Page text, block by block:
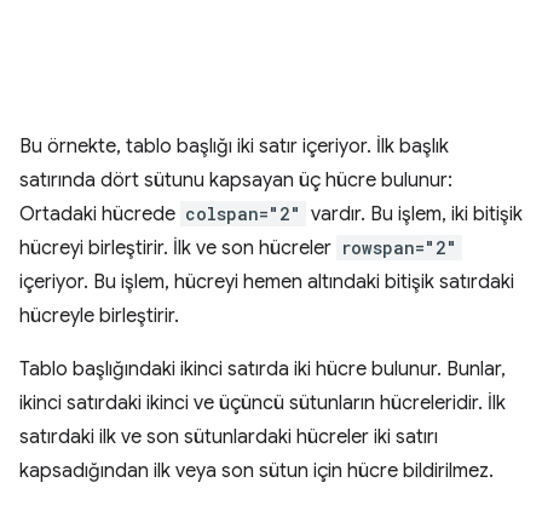
Bu örnekte, tablo başlığı iki satır içeriyor. İlk başlık
satırında dört sütunu kapsayan üç hücre bulunur:
Ortadaki hücrede colspan="2" vardır. Bu işlem, iki bitişik
hücreyi birleştirir. İlk ve son hücreler rowspan="2"
içeriyor. Bu işlem, hücreyi hemen altındaki bitişik satırdaki
hücreyle birleştirir.
Tablo başlığındaki ikinci satırda iki hücre bulunur. Bunlar,
ikinci satırdaki ikinci ve üçüncü sütunların hücreleridir. İlk
satırdaki ilk ve son sütunlardaki hücreler iki satırı
kapsadığından ilk veya son sütun için hücre bildirilmez.